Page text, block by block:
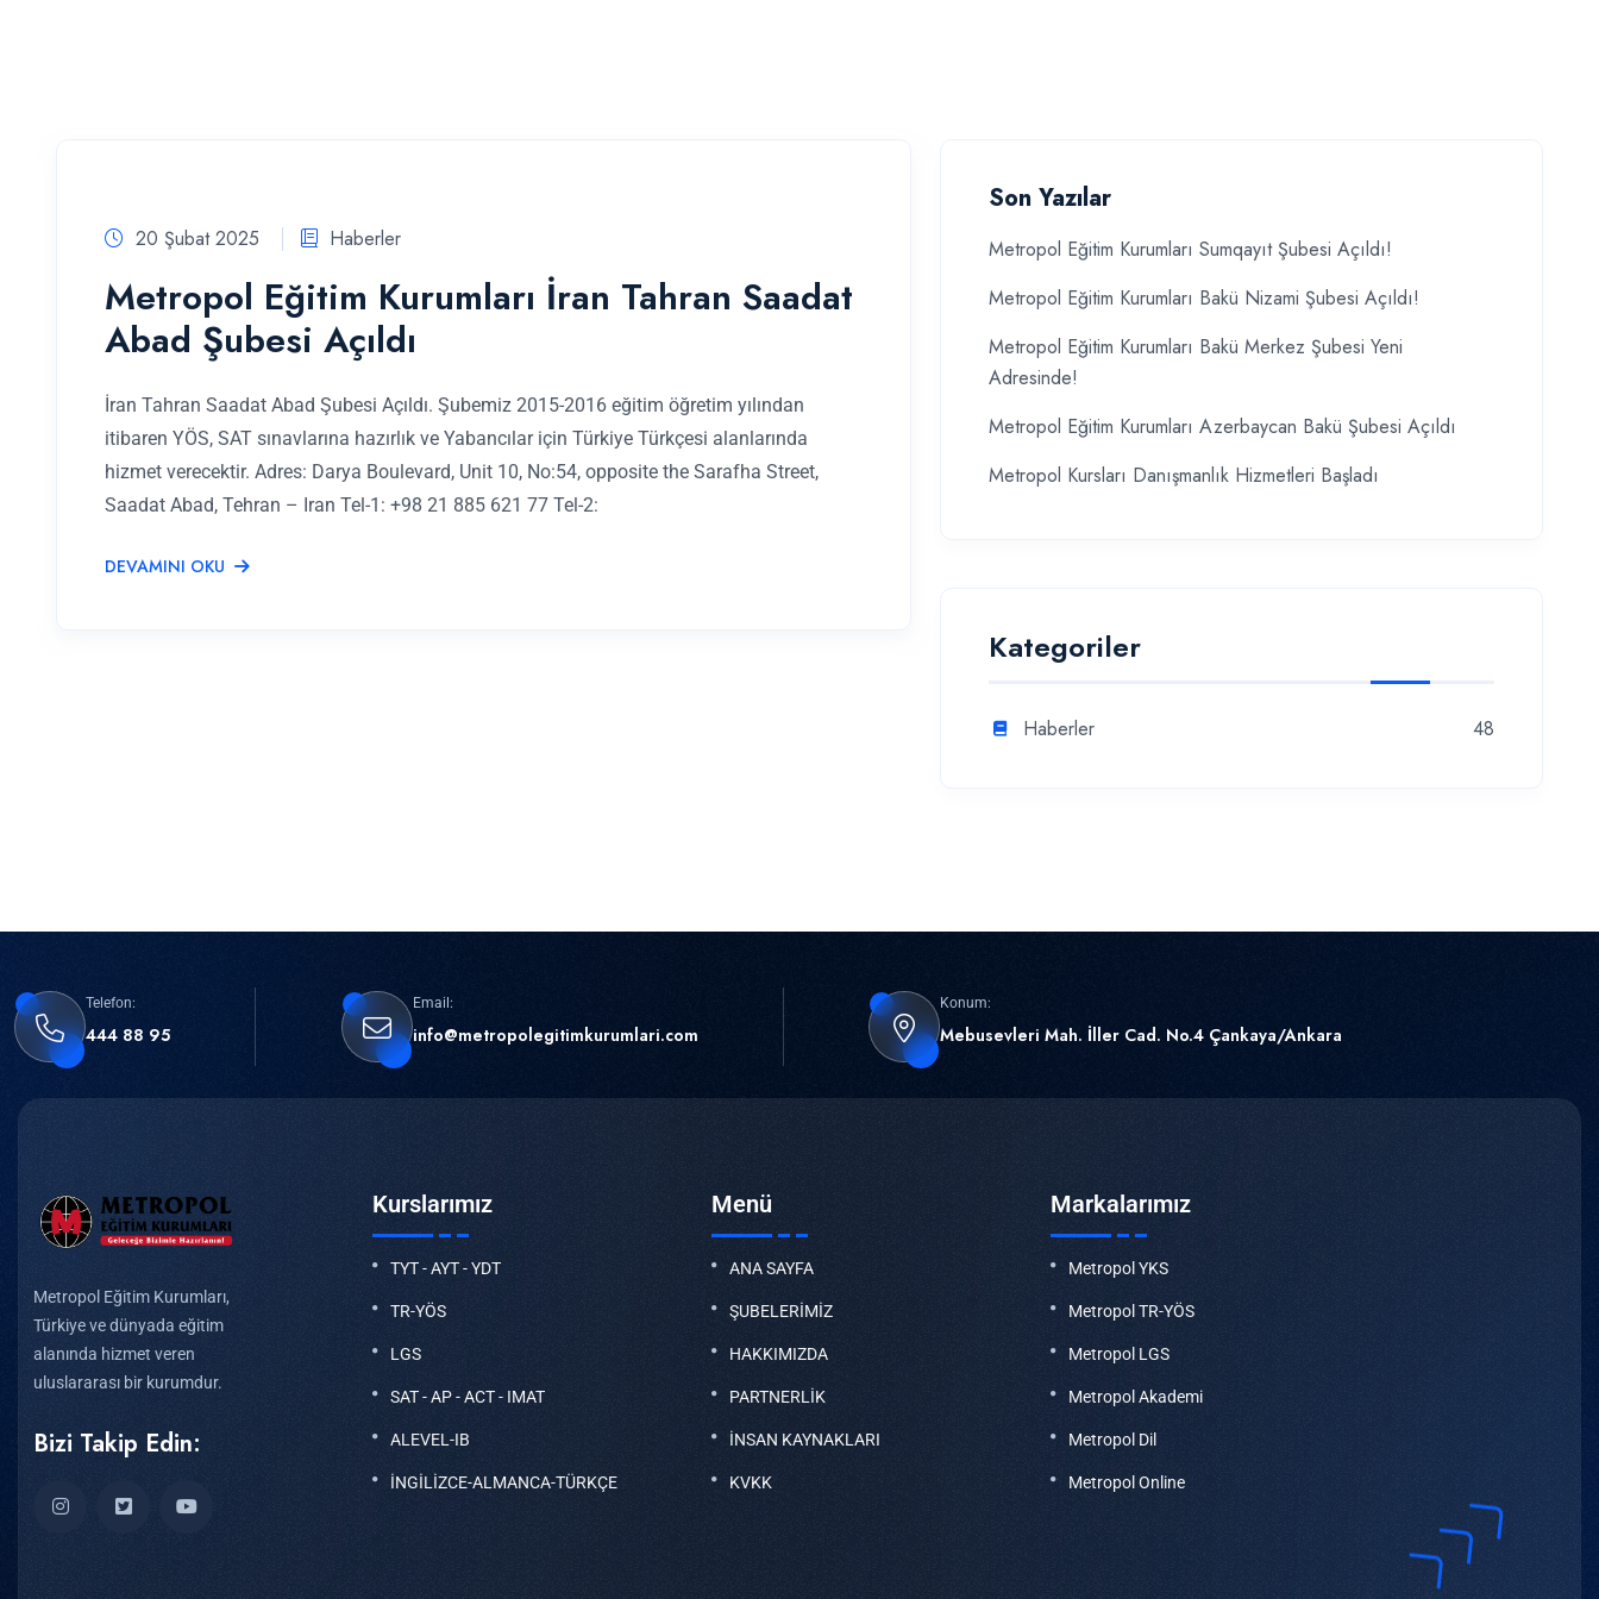
20 Şubat 2025 Haberler
Metropol Eğitim Kurumları İran Tahran Saadat
Abad Şubesi Açıldı
İran Tahran Saadat Abad Şubesi Açıldı. Şubemiz 2015-2016 eğitim öğretim yılından
itibaren YÖS, SAT sınavlarına hazırlık ve Yabancılar için Türkiye Türkçesi alanlarında
hizmet verecektir. Adres: Darya Boulevard, Unit 10, No:54, opposite the Sarafha Street,
Saadat Abad, Tehran – Iran Tel-1: +98 21 885 621 77 Tel-2:
DEVAMINI OKU
Son Yazılar
Metropol Eğitim Kurumları Sumqayıt Şubesi Açıldı!
Metropol Eğitim Kurumları Bakü Nizami Şubesi Açıldı!
Metropol Eğitim Kurumları Bakü Merkez Şubesi Yeni
Adresinde!
Metropol Eğitim Kurumları Azerbaycan Bakü Şubesi Açıldı
Metropol Kursları Danışmanlık Hizmetleri Başladı
Kategoriler
Haberler 48
Telefon:
444 88 95
Email:
info@metropolegitimkurumlari.com
Konum:
Mebusevleri Mah. İller Cad. No.4 Çankaya/Ankara
Metropol Eğitim Kurumları,
Türkiye ve dünyada eğitim
alanında hizmet veren
uluslararası bir kurumdur.
Bizi Takip Edin:
Kurslarımız
TYT - AYT - YDT
TR-YÖS
LGS
SAT - AP - ACT - IMAT
ALEVEL-IB
İNGİLİZCE-ALMANCA-TÜRKÇE
Menü
ANA SAYFA
ŞUBELERİMİZ
HAKKIMIZDA
PARTNERLİK
İNSAN KAYNAKLARI
KVKK
Markalarımız
Metropol YKS
Metropol TR-YÖS
Metropol LGS
Metropol Akademi
Metropol Dil
Metropol Online